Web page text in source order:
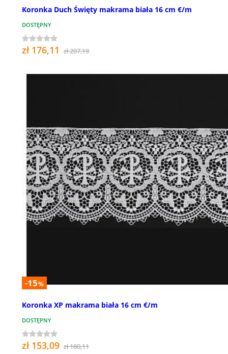
Koronka Duch Święty makrama biała 16 cm €/m
DOSTĘPNY
zł 176,11 zł 207,19
-15%
Koronka XP makrama biała 16 cm €/m
DOSTĘPNY
zł 153,09 zł 180,11